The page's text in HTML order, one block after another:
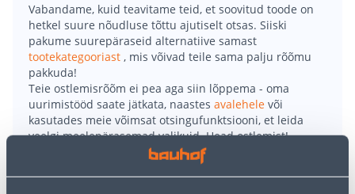
Vabandame, kuid teavitame teid, et soovitud toode on
hetkel suure nõudluse tõttu ajutiselt otsas. Siiski
pakume suurepäraseid alternatiive samast
tootekategooriast , mis võivad teile sama palju rõõmu
pakkuda!
Teie ostlemisrõõm ei pea aga siin lõppema - oma
uurimistööd saate jätkata, naastes avalehele või
kasutades meie võimsat otsingufunktsiooni, et leida
veelgi meelepärasemad valikuid. Head ostlemist!